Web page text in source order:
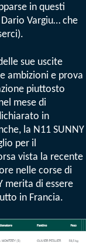
in questi
Vargiu… che
sue uscite
ambizioni e prova
piuttosto
mese di
in
la N11 SUNNY
per il
vista la recente
nelle corse di
merita di essere
in Francia.